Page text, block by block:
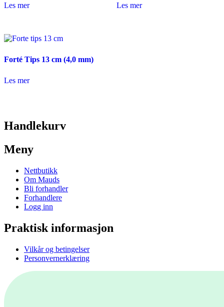
Les mer Les mer
Forté Tips 13 cm (4,0 mm)
Les mer
Handlekurv
Meny
Nettbutikk
Om Mauds
Bli forhandler
Forhandlere
Logg inn
Praktisk informasjon
Vilkår og betingelser
Personvernerklæring